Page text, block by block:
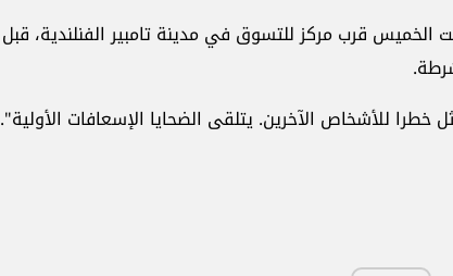
قرب مركز للتسوق في مدينة تامبير الفنلندية، قبل
للأشخاص الآخرين. يتلقى الضحايا الإسعافات الأولية".